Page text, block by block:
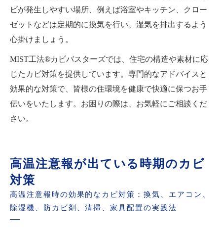
ビが発生しやすい場所、例えば浴室やキッチン、クロー
ゼットなどは定期的に換気を行い、湿気を排出するよう
心掛けましょう。
MIST工法®カビバスターズでは、住宅の構造や素材に応
じたカビ対策を提供しています。専門的なアドバイスと
効果的な対策で、皆様の住環境を健康で快適に保つお手
伝いをいたします。お困りの際は、お気軽にご相談くだ
さい。
高温注意報が出ている時期のカビ
対策
高温注意報時の効果的なカビ対策：換気、エアコン、
除湿機、防カビ剤、清掃、家具配置の実践法